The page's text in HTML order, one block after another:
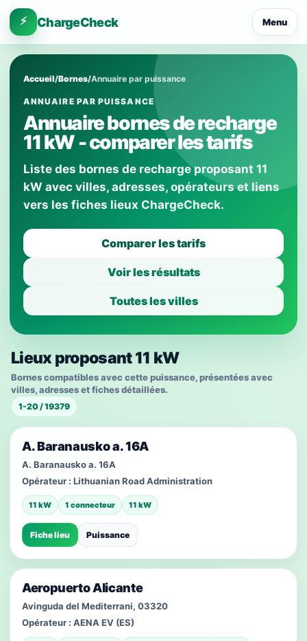
⚡ ChargeCheck Menu
Accueil/Bornes/Annuaire par puissance
ANNUAIRE PAR PUISSANCE
Annuaire bornes de recharge
11 kW - comparer les tarifs
Liste des bornes de recharge proposant 11
kW avec villes, adresses, opérateurs et liens
vers les fiches lieux ChargeCheck.
Comparer les tarifs
Voir les résultats
Toutes les villes
Lieux proposant 11 kW
Bornes compatibles avec cette puissance, présentées avec
villes, adresses et fiches détaillées.
1-20 / 19379
A. Baranausko a. 16A
A. Baranausko a. 16A
Opérateur : Lithuanian Road Administration
11 kW 1 connecteur 11 kW
Fiche lieu Puissance
Aeropuerto Alicante
Avinguda del Mediterrani, 03320
Opérateur : AENA EV (ES)